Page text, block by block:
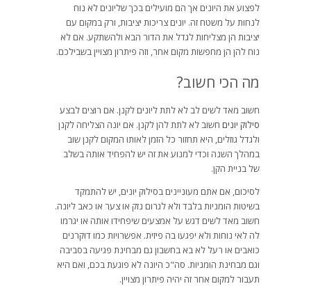
לפצוע את היונים אך הם מועילים בכך שליונים לא נוח
לנחות על משטח זה. יונים צריכות יציבות, ורק במקום עם
יציבות הן מצליחות לגדל את הדור הבא ולהשתקע. אם לא
נוח להן הן מחפשות מקום אחר, וזה פיתרון מצויין בשבילכם.
מה הכי חשוב?
חשוב מאד לשים לב לא לתת ליונים לקנן. אם רוצים לבצע
סילוק יונים חשוב לא לתת להן לקנן. אם יונה הצליחה לקנן
ולגדל גוזלים, היא תחזור כל הזמן לאותו המקום לקנן שוב
במהלך השנה וכדי למנוע את זה יש להפחיד אותה בשלב
של בניית הקן.
לסיכום, אם אתם מעוניינים בסילוק יונים, יש להתמקד
בשיטות הומניות בלבד ולא לגרום נזק או צער או כאב ליונה.
חשוב מאד לשים דגש על אמצעים שיפחידו אותה או יגרמו
לה לאי נוחות ולא יפגעו בה פיזית. אפשרויות כמו דוקרנים
כואבים או רעל לא בא בחשבון גם מבחינת פגיעה בסביבה
וגם מבחינת הומניות. סה"כ היונה לא פוגעת בכם, ואם היא
תעבור למקום אחר זה יהיה פיתרון מצויין.